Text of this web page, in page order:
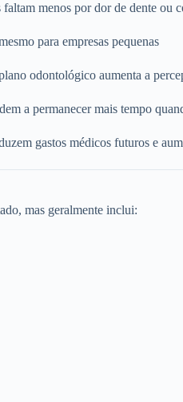
faltam menos por dor de dente ou
para empresas pequenas
odontológico aumenta a
a permanecer mais tempo
gastos médicos futuros e
mas geralmente inclui: